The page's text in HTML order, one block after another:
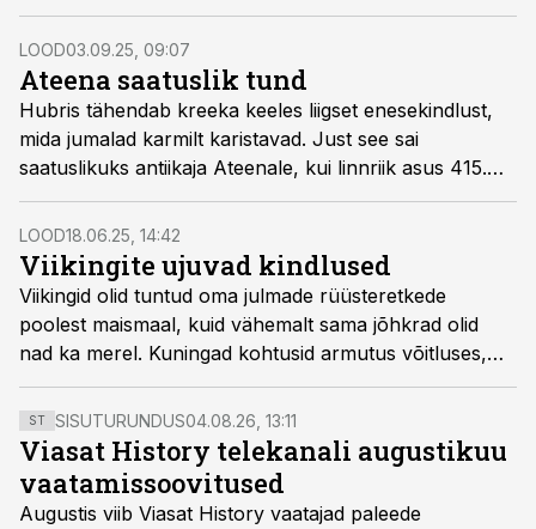
oskas oodata õiget hetke, mil purustada vastase alus
pardakahurite kogupaukudega.
LOOD03.09.25, 09:07
Ateena saatuslik tund
Hubris tähendab kreeka keeles liigset enesekindlust,
mida jumalad karmilt karistavad. Just see sai
saatuslikuks antiikaja Ateenale, kui linnriik asus 415.
aastal eKr Sitsiiliat ründama. Kaheaastane sõjakäik
pani kaalule mitte ainult Ateena maine, vaid ka
püsimajäämise.
LOOD18.06.25, 14:42
Viikingite ujuvad kindlused
Viikingid olid tuntud oma julmade rüüsteretkede
poolest maismaal, kuid vähemalt sama jõhkrad olid
nad ka merel. Kuningad kohtusid armutus võitluses,
mis lõppes alles siis, kui vaenlane oli kas tapetud,
uppunud või paanikas põgenenud.
ST SISUTURUNDUS04.08.26, 13:11
Viasat History telekanali augustikuu
vaatamissoovitused
Augustis viib Viasat History vaatajad paleede